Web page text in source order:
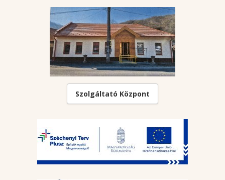
Szolgáltató Központ